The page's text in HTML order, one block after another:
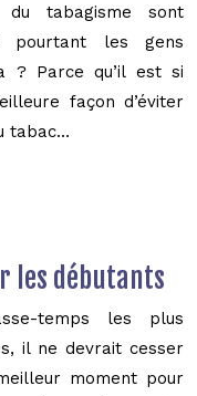
du tabagisme sont
pourtant les gens
? Parce qu’il est si
façon d’éviter
tabac…
les débutants
temps les plus
il ne devrait cesser
moment pour